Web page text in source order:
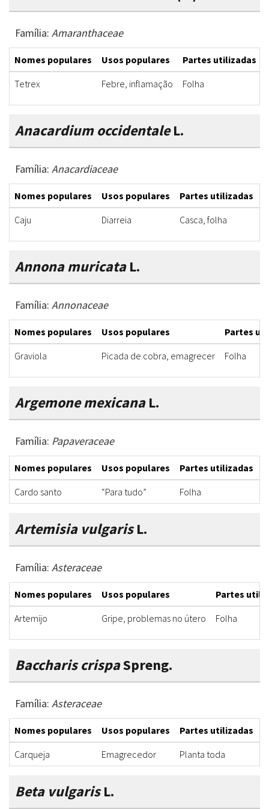
Família: Amaranthaceae
Nomes populares Usos populares Partes utilizadas
Tetrex
Febre, inflamação Folha
Anacardium occidentaleL.
Família: Anacardiaceae
Nomes populares Usos populares Partes utilizadas
Caju
Diarreia Casca, folha
Annona muricataL.
Família: Annonaceae
Nomes populares Usos populares
Partes
Graviola
Picada de cobra, emagrecer Folha
Argemone mexicanaL.
Família: Papaveraceae
Nomes populares Usos populares Partes utilizadas
Cardo santo
“Para tudo” Folha
Artemisia vulgarisL.
Família: Asteraceae
Nomes populares Usos populares
Partes
Artemijo
Gripe, problemas no útero Folha
Baccharis crispaSpreng.
Família: Asteraceae
Nomes populares Usos populares Partes utilizadas
Carqueja
Emagrecedor Planta toda
Beta vulgarisL.